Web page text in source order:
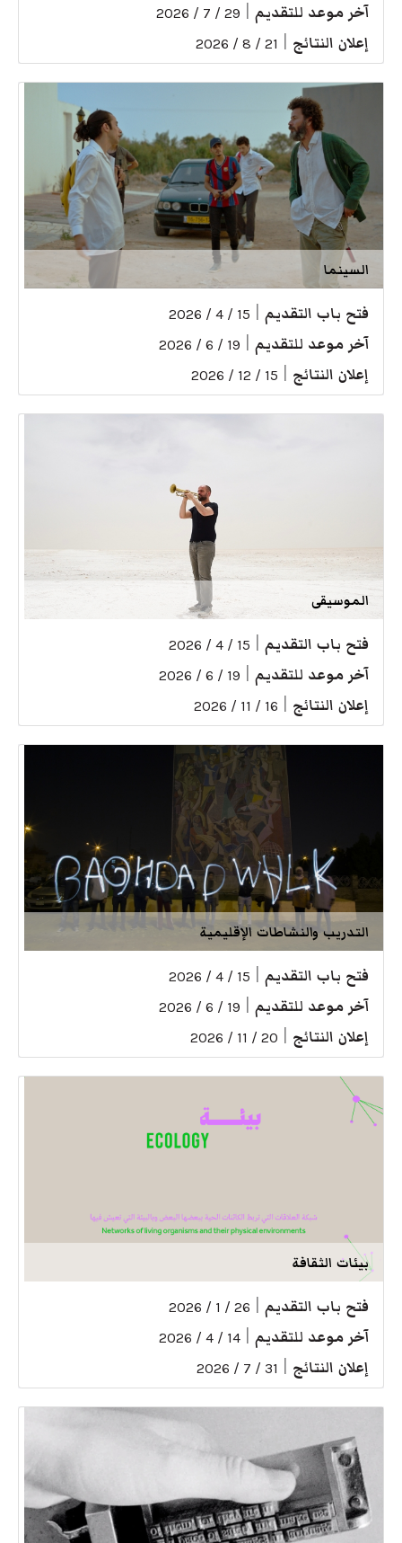
آخر موعد للتقديم 29 / 7 / 2026
إعلان النتائج 21 / 8 / 2026
السينما
فتح باب التقديم 15 / 4 / 2026
آخر موعد للتقديم 19 / 6 / 2026
إعلان النتائج 15 / 12 / 2026
الموسيقى
فتح باب التقديم 15 / 4 / 2026
آخر موعد للتقديم 19 / 6 / 2026
إعلان النتائج 16 / 11 / 2026
التدريب والنشاطات الإقليمية
فتح باب التقديم 15 / 4 / 2026
آخر موعد للتقديم 19 / 6 / 2026
إعلان النتائج 20 / 11 / 2026
بيئات الثقافة
فتح باب التقديم 26 / 1 / 2026
آخر موعد للتقديم 14 / 4 / 2026
إعلان النتائج 31 / 7 / 2026